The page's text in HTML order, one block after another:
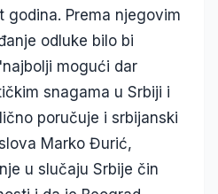
Prema njegovim
odluke bilo bi
mogući dar
snagama u Srbiji i
poručuje i srbijanski
Marko Đurić,
u slučaju Srbije čin